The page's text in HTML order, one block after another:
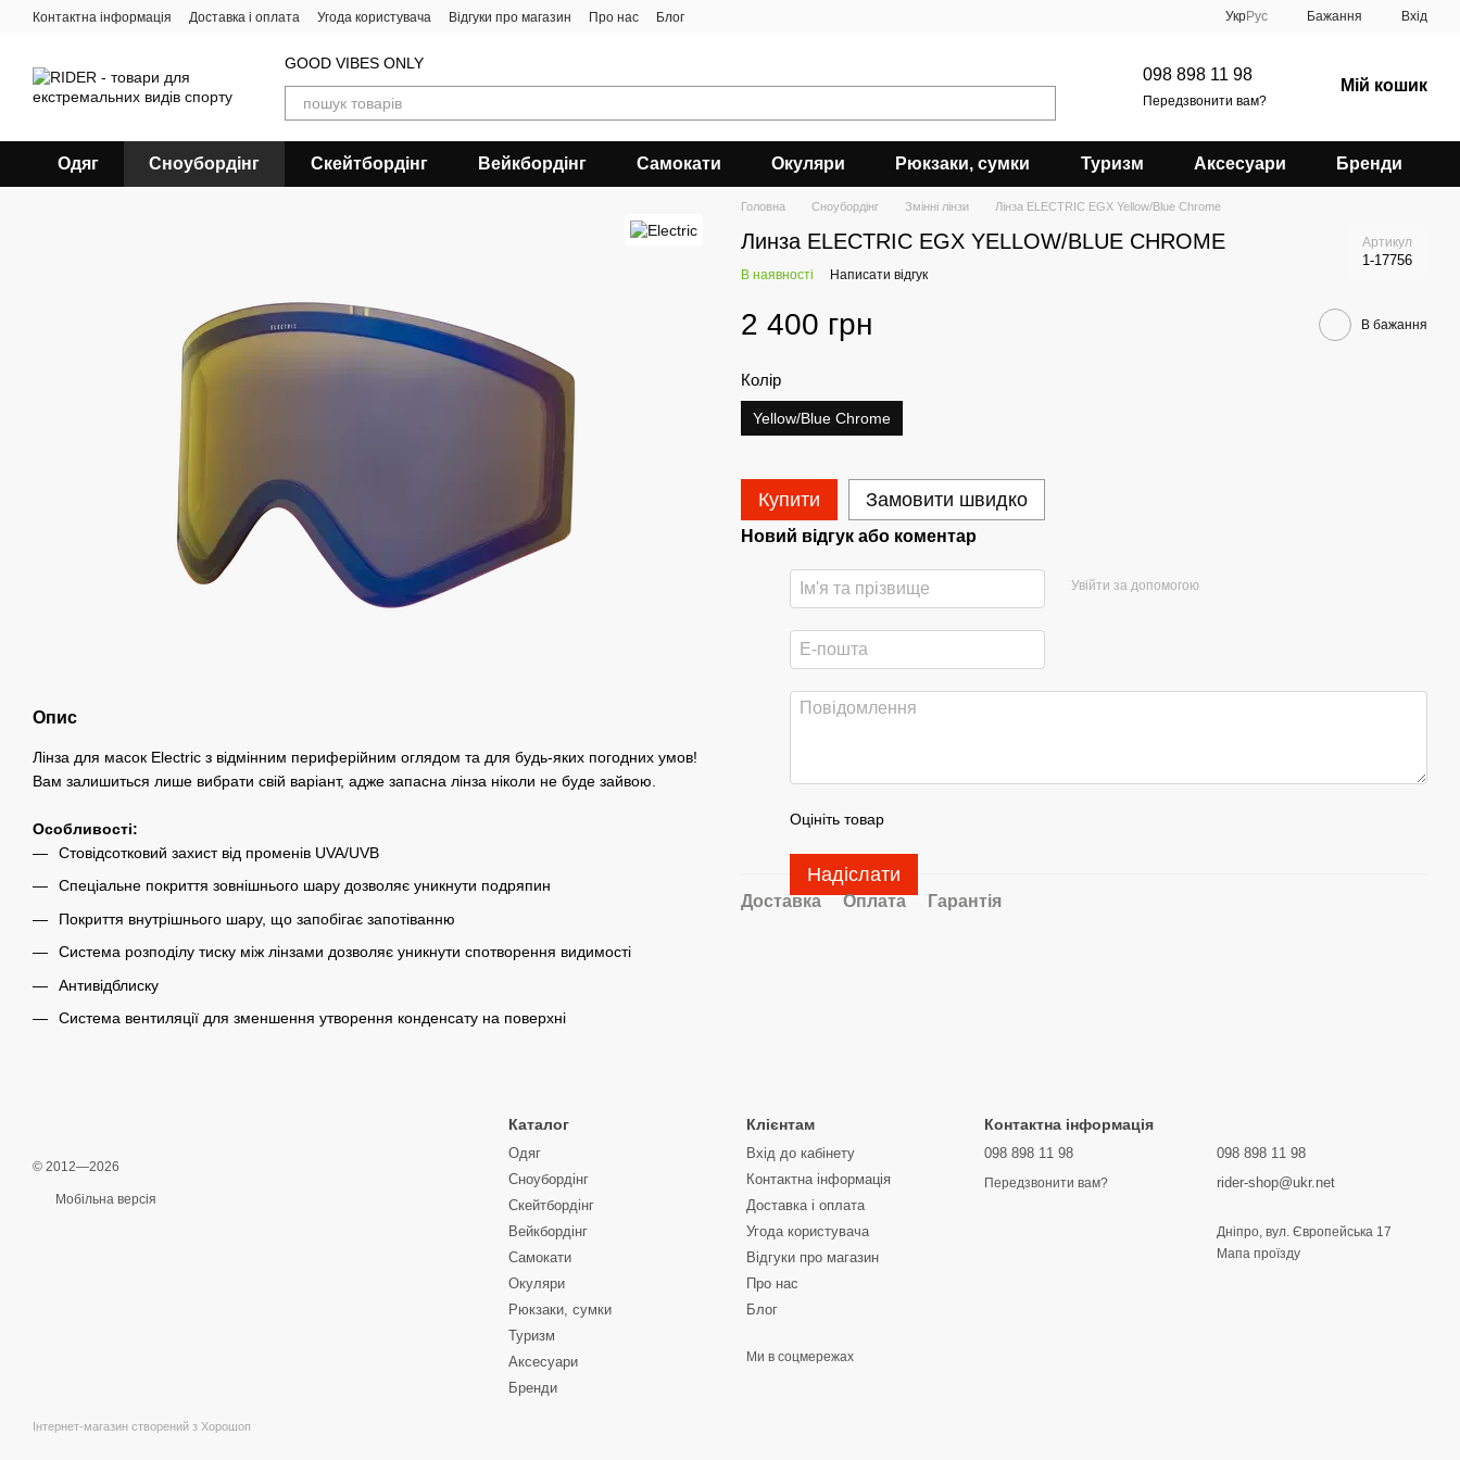
Перейти до основного контенту
Контактна інформація Доставка і оплата Угода користувача Відгуки про магазин Про нас Блог УкрРус Бажання Вхід
GOOD VIBES ONLY
098 898 11 98
Передзвонити вам?
Мій кошик
Одяг Сноубордiнг Скейтбордінг Вейкбордінг Самокати Окуляри Рюкзаки, сумки Туризм Аксесуари Бренди
Опис
Лінза для масок Electric з відмінним периферійним оглядом та для будь-яких погодних умов!
Вам залишиться лише вибрати свій варіант, адже запасна лінза ніколи не буде зайвою.
Особливості:
Стовідсотковий захист від променів UVA/UVB
Спеціальне покриття зовнішнього шару дозволяє уникнути подряпин
Покриття внутрішнього шару, що запобігає запотіванню
Система розподілу тиску між лінзами дозволяє уникнути спотворення видимості
Антивідблиску
Система вентиляції для зменшення утворення конденсату на поверхні
Головна Сноубордiнг Змінні лінзи Лінза ELECTRIC EGX Yellow/Blue Chrome
Линза ELECTRIC EGX YELLOW/BLUE CHROME Артикул
1-17756
В наявності Написати відгук
2 400 грн В бажання
Колір
Yellow/Blue Chrome
Купити Замовити швидко
Новий відгук або коментар
Увійти за допомогою
Оцініть товар
Надіслати
Доставка Оплата Гарантія
© 2012—2026
Мобільна версія
Інтернет-магазин створений з Хорошоп
Каталог
Одяг
Сноубордiнг
Скейтбордінг
Вейкбордінг
Самокати
Окуляри
Рюкзаки, сумки
Туризм
Аксесуари
Бренди
Клієнтам
Вхід до кабінету
Контактна інформація
Доставка і оплата
Угода користувача
Відгуки про магазин
Про нас
Блог
Ми в соцмережах
Контактна інформація
098 898 11 98
Передзвонити вам?
098 898 11 98
rider-shop@ukr.net
Дніпро, вул. Європейська 17
Мапа проїзду